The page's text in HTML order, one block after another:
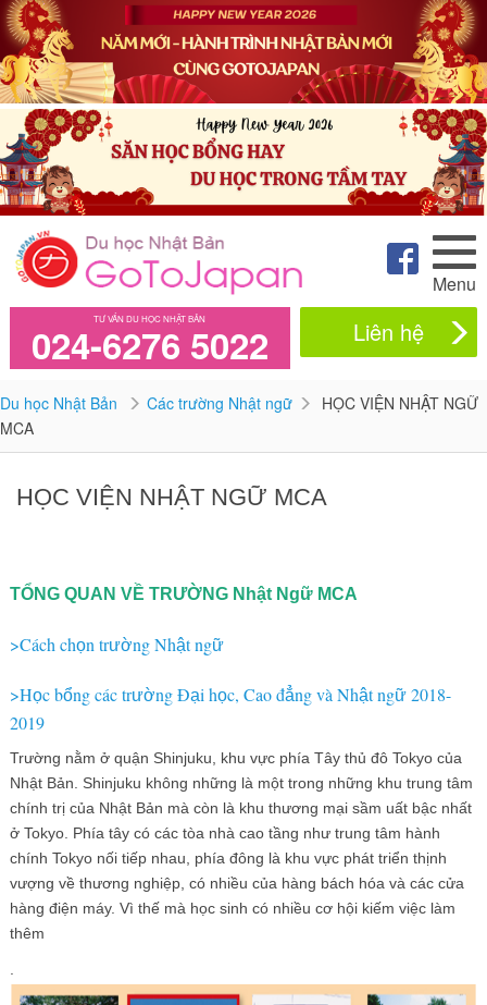
Menu
TƯ VẤN DU HỌC NHẬT BẢN
024-6276 5022 Liên hệ
Du học Nhật Bản Các trường Nhật ngữ
HỌC VIỆN NHẬT NGỮ
MCA
HỌC VIỆN NHẬT NGỮ MCA
TỔNG QUAN VỀ TRƯỜNG Nhật Ngữ MCA
>Cách chọn trường Nhật ngữ
>Học bổng các trường Đại học, Cao đẳng và Nhật ngữ2018-
2019
Trường nằm ở quận Shinjuku, khu vực phía Tây thủ đô Tokyo của
Nhật Bản. Shinjuku không những là một trong những khu trung tâm
chính trị của Nhật Bản mà còn là khu thương mại sầm uất bậc nhất
ở Tokyo. Phía tây có các tòa nhà cao tầng như trung tâm hành
chính Tokyo nối tiếp nhau, phía đông là khu vực phát triển thịnh
vượng về thương nghiệp, có nhiều của hàng bách hóa và các cửa
hàng điện máy. Vì thế mà học sinh có nhiều cơ hội kiếm việc làm
thêm